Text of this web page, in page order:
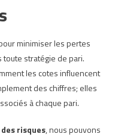
minimiser les pertes
stratégie de pari.
les cotes influencent
des chiffres; elles
à chaque pari.
risques, nous pouvons